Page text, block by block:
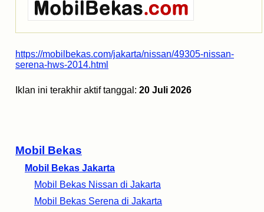
Mobil Bekas
Mobil Bekas Jakarta
Mobil Bekas Nissan di Jakarta
Mobil Bekas Serena di Jakarta
https://mobilbekas.com/jakarta/nissan/49305-nissan-
serena-hws-2014.html
Iklan ini terakhir aktif tanggal: 20 Juli 2026